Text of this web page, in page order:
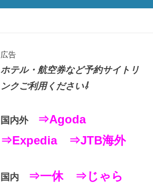
広告
ホテル・航空券など予約サイトリ
ンクご利用ください⇩
国内外
⇒Agoda
⇒Expedia
⇒JTB海外
国内 ⇒一休
⇒じゃら